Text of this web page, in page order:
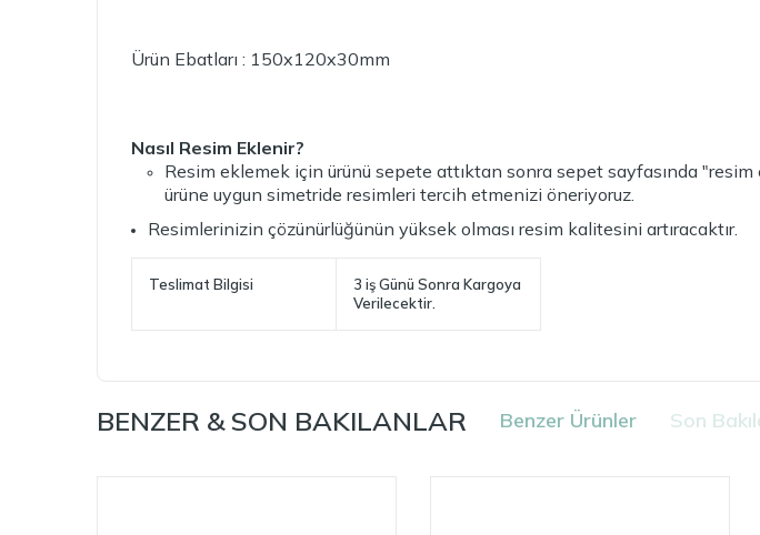
Ürün Ebatları : 150x120x30mm
Nasıl Resim Eklenir?
Resim eklemek için ürünü sepete attıktan sonra sepet sayfasında
ürüne uygun simetride resimleri tercih etmenizi öneriyoruz.
Resimlerinizin çözünürlüğünün yüksek olması resim kalitesini artıracaktır.
Teslimat Bilgisi
3 iş Günü Sonra Kargoya
Verilecektir.
BENZER & SON BAKILANLAR Benzer Ürünler Son